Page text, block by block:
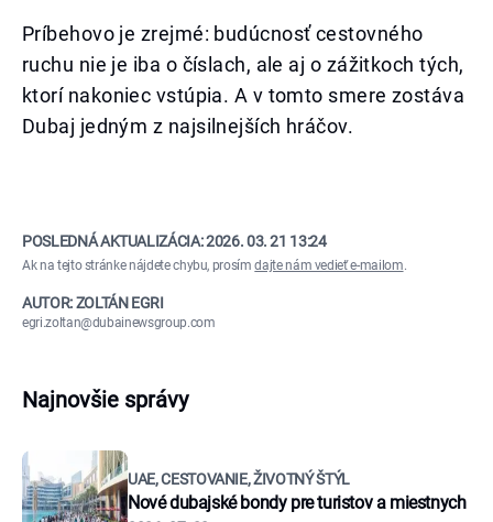
Príbehovo je zrejmé: budúcnosť cestovného
ruchu nie je iba o číslach, ale aj o zážitkoch tých,
ktorí nakoniec vstúpia. A v tomto smere zostáva
Dubaj jedným z najsilnejších hráčov.
POSLEDNÁ AKTUALIZÁCIA:2026. 03. 21 13:24
Ak na tejto stránke nájdete chybu, prosímdajte nám vedieť e-mailom.
AUTOR: ZOLTÁN EGRI
egri.zoltan@dubainewsgroup.com
Najnovšie správy
UAE, CESTOVANIE, ŽIVOTNÝ ŠTÝL
Nové dubajské bondy pre turistov a miestnych